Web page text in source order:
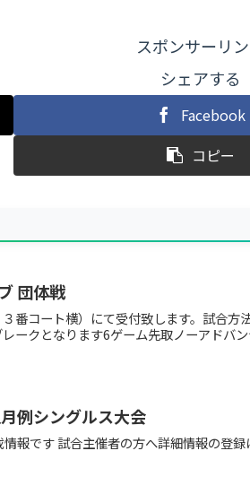
スポンサーリ
シェアする
Facebook
コピー
団体戦
番コート横）にて受付致します。試合
ークとなります6ゲーム先取ノーアドバン
例シングルス大会
報です 試合主催者の方へ詳細情報の登録